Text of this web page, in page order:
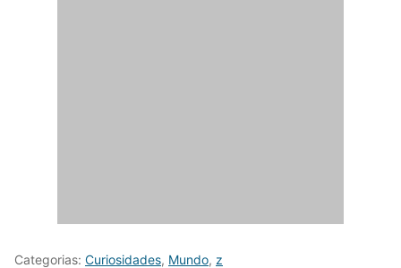
Categorias: Curiosidades, Mundo, z